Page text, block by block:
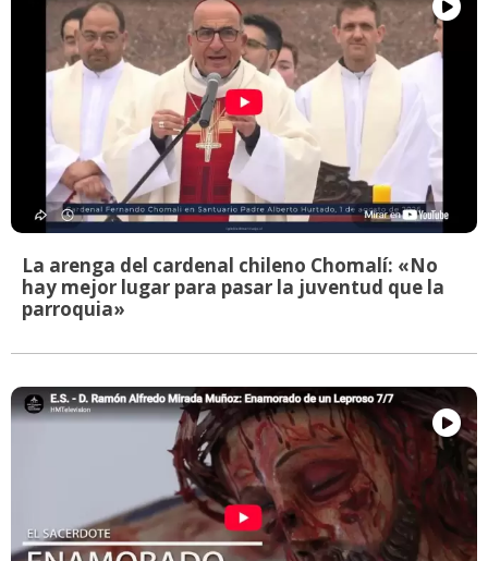
La arenga del cardenal chileno Chomalí: «No
hay mejor lugar para pasar la juventud que la
parroquia»